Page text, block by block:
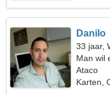
Danilo
33 jaar,
Man wil
Ataco
Karten,